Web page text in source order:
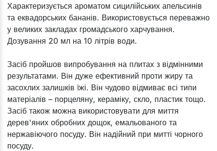
Характеризується ароматом сицилійських апельсинів
та еквадорських бананів. Використовується переважно
у великих закладах громадського харчування.
Дозування 20 мл на 10 літрів води.
Засіб пройшов випробування на плитах з відмінними
результатами. Він дуже ефективний проти жиру та
засохлих залишків їжі. Він чудово відмиває всі типи
матеріалів – порцеляну, кераміку, скло, пластик тощо.
Засіб також можна використовувати для миття
дерев'яних обробних дощок, емальованого та
нержавіючого посуду. Він надійний при митті чорного
посуду.